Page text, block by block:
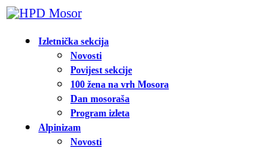
Izletnička sekcija
Novosti
Povijest sekcije
100 žena na vrh Mosora
Dan mosoraša
Program izleta
Alpinizam
Novosti